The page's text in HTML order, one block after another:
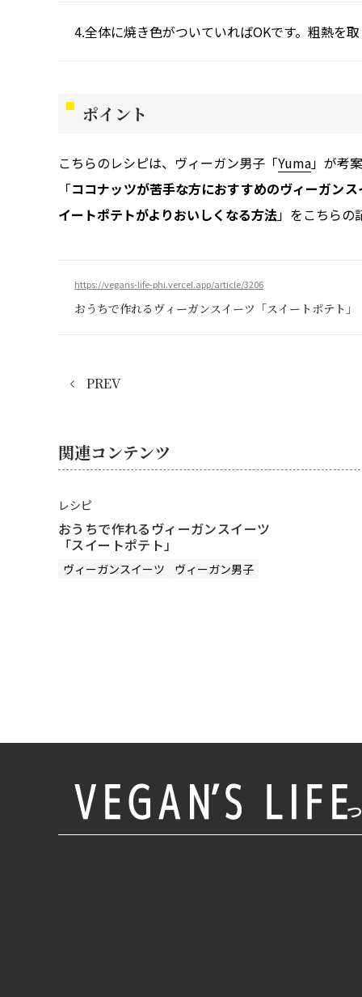
全体に焼き色がついていればOKです。粗熱を
ポイント
こちらのレシピは、ヴィーガン男子「Yuma」が考
「ココナッツが苦手な方におすすめのヴィーガン
イートポテトがよりおいしくなる方法」をこちらの
https://vegans-life-phi.vercel.app/article/3206
おうちで作れるヴィーガンスイーツ「スイートポテト」
PREV
関連コンテンツ
レシピ
おうちで作れるヴィーガンスイーツ
「スイートポテト」
ヴィーガンスイーツ ヴィーガン男子